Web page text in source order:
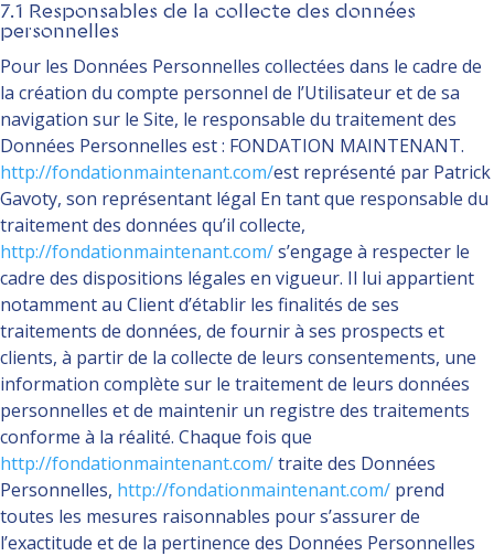
7.1 Responsables de la collecte des données
personnelles
Pour les Données Personnelles collectées dans le cadre de
la création du compte personnel de l’Utilisateur et de sa
navigation sur le Site, le responsable du traitement des
Données Personnelles est : FONDATION MAINTENANT.
http://fondationmaintenant.com/est représenté par Patrick
Gavoty, son représentant légal En tant que responsable du
traitement des données qu’il collecte,
http://fondationmaintenant.com/s’engage à respecter le
cadre des dispositions légales en vigueur. Il lui appartient
notamment au Client d’établir les finalités de ses
traitements de données, de fournir à ses prospects et
clients, à partir de la collecte de leurs consentements, une
information complète sur le traitement de leurs données
personnelles et de maintenir un registre des traitements
conforme à la réalité. Chaque fois que
http://fondationmaintenant.com/traite des Données
Personnelles, http://fondationmaintenant.com/ prend
toutes les mesures raisonnables pour s’assurer de
l’exactitude et de la pertinence des Données Personnelles